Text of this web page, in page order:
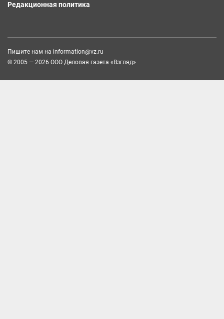
Редакционная политика
Пишите нам на information@vz.ru
© 2005 — 2026 ООО Деловая газета «Взгляд»